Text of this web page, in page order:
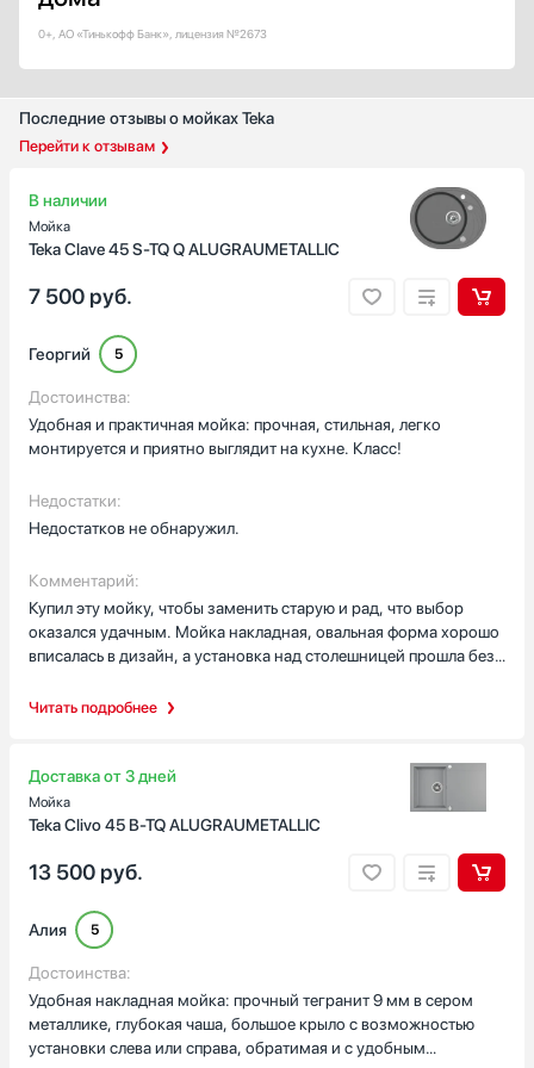
0+, АО «Тинькофф Банк», лицензия №2673
Последние отзывы о мойках Teka
Перейти к отзывам
В наличии
Мойка
Teka Clave 45 S-TQ Q ALUGRAUMETALLIC
7 500 руб.
Читать подробнее
Георгий 5
Достоинства:
Удобная и практичная мойка: прочная, стильная, легко
монтируется и приятно выглядит на кухне. Класс!
Недостатки:
Недостатков не обнаружил.
Комментарий:
Купил эту мойку, чтобы заменить старую и рад, что выбор
оказался удачным. Мойка накладная, овальная форма хорошо
вписалась в дизайн, а установка над столешницей прошла без
помогли сэкономить время. Сосед помог при монтаже —
на место.
Материал — тегранит, цвет серый металлик — выглядит
жизни это важно: посуда смотрится аккуратно, да и пятна от
воды не бросаются в глаза. Перелив успокаивает: несколько
раз забывал закрыть кран, а вода спокойно уходила, не
переливаясь через край. Два отверстия под смеситель дали
вариант установить удобный кран и дополнительный
аксессуар, а клапан-автомат работает без заеданий — с ним
мы легко сливаем воду после мытья крупной посуды.
Практическая сторона порадовала: крыло удобно как
Доставка от 3 дней
Мойка
Teka Clivo 45 B-TQ ALUGRAUMETALLIC
13 500 руб.
Алия 5
Достоинства:
Удобная накладная мойка: прочный тегранит 9 мм в сером
металлике, глубокая чаша, большое крыло с возможностью
установки слева или справа, обратимая и с удобным